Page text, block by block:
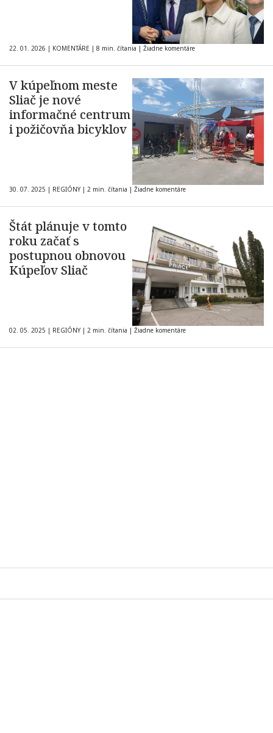
22. 01. 2026 | KOMENTÁRE | 8 min. čítania | Žiadne komentáre
V kúpeľnom meste
Sliač je nové
informačné centrum
i požičovňa bicyklov
30. 07. 2025 | REGIÓNY | 2 min. čítania | Žiadne komentáre
Štát plánuje v tomto
roku začať s
postupnou obnovou
Kúpeľov Sliač
02. 05. 2025 | REGIÓNY | 2 min. čítania | Žiadne komentáre